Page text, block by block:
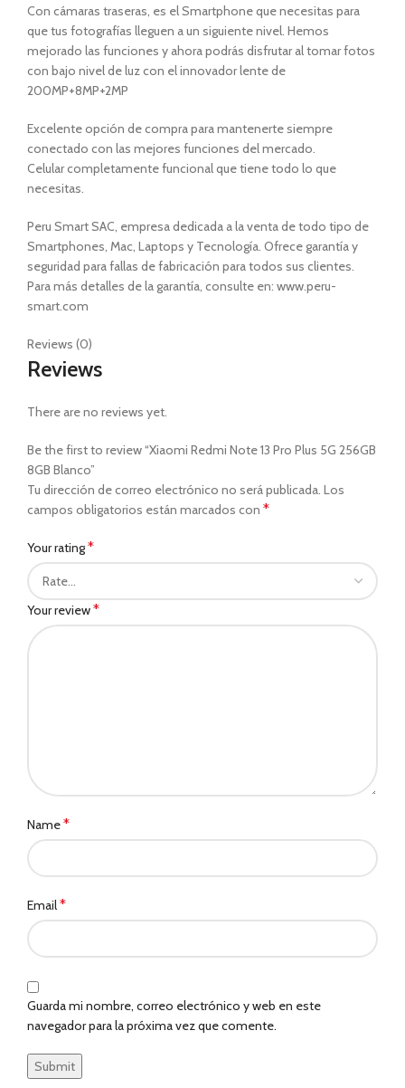
Con cámaras traseras, es el Smartphone que necesitas para
que tus fotografías lleguen a un siguiente nivel. Hemos
mejorado las funciones y ahora podrás disfrutar al tomar fotos
con bajo nivel de luz con el innovador lente de
200MP+8MP+2MP
Excelente opción de compra para mantenerte siempre
conectado con las mejores funciones del mercado.
Celular completamente funcional que tiene todo lo que
necesitas.
Peru Smart SAC, empresa dedicada a la venta de todo tipo de
Smartphones, Mac, Laptops y Tecnología. Ofrece garantía y
seguridad para fallas de fabricación para todos sus clientes.
Para más detalles de la garantía, consulte en: www.peru-
smart.com
Reviews (0)
Reviews
There are no reviews yet.
Be the first to review “Xiaomi Redmi Note 13 Pro Plus 5G 256GB
8GB Blanco”
Tu dirección de correo electrónico no será publicada. Los
campos obligatorios están marcados con *
Your rating*
Your review*
Name*
Email*
Guarda mi nombre, correo electrónico y web en este
navegador para la próxima vez que comente.